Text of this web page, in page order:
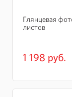
Глянцевая
листов
1 198 руб.